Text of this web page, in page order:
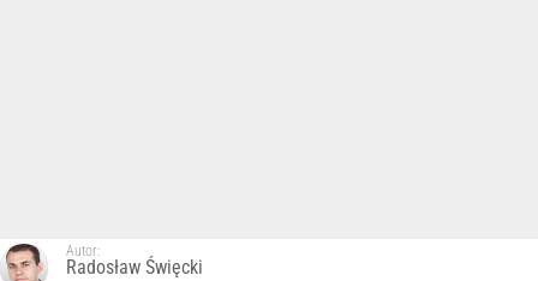
Autor:
Radosław Święcki